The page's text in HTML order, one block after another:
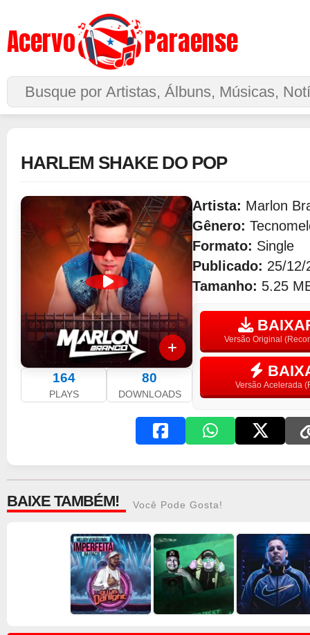
Acervo Paraense
Buscar no Site
HARLEM SHAKE DO POP
164
PLAYS
80
DOWNLOADS
Artista: Marlon
Gênero:
Formato: Single
Publicado: 25/12/
Tamanho: 5.25
Versão Original
Versão Acelerada
BAIXE TAMBÉM! Você Pode Gosta!